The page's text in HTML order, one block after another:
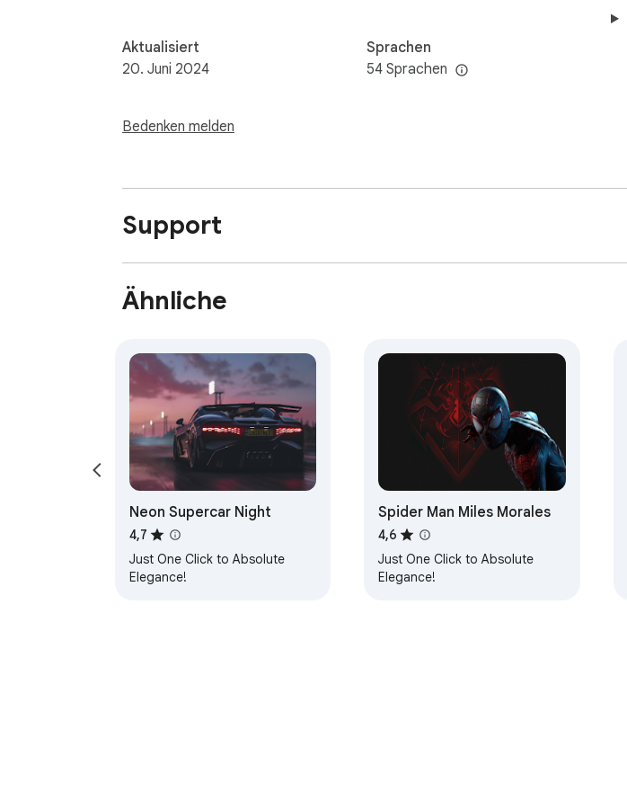
Aktualisiert
20. Juni 2024
Bedenken melden
Sprachen
54 Sprachen
Support
Ähnliche
Neon Supercar Night
4,7
Just One Click to Absolute
Elegance!
Spider Man Miles Morales
4,6
Just One Click to Absolute
Elegance!